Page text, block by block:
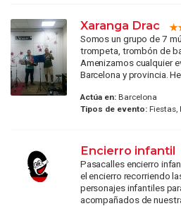
Xaranga Drac
Somos un grupo de 7
trompeta, trombón de
Amenizamos cualquier
Barcelona y provincia.
Actúa en:Barcelona
Tipos de evento:Fiestas,
Encierro infantil
Pasacalles encierro
el encierro recorriendo
personajes infantiles
acompañados de nuestra